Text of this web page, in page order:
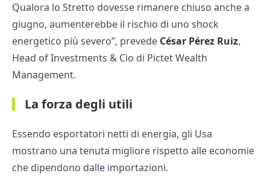
Qualora lo Stretto dovesse rimanere chiuso anche a
giugno, aumenterebbe il rischio di uno shock
energetico più severo”, prevede César Pérez Ruiz,
Head of Investments & Cio di Pictet Wealth
Management.
La forza degli utili
Essendo esportatori netti di energia, gli Usa
mostrano una tenuta migliore rispetto alle economie
che dipendono dalle importazioni.